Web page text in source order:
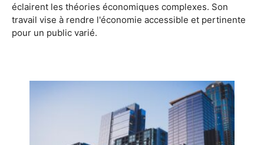
éclairent les théories économiques complexes. Son
travail vise à rendre l'économie accessible et pertinente
pour un public varié.